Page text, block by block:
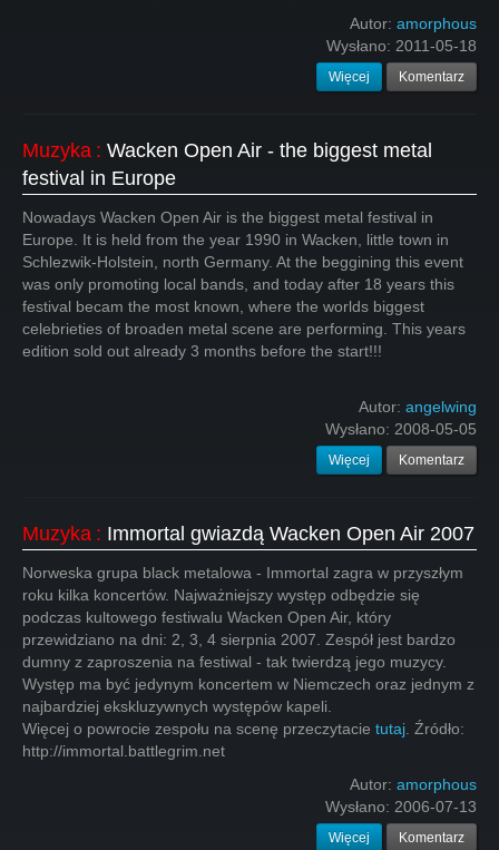
Autor: amorphous
Wysłano: 2011-05-18
Więcej Komentarz
Muzyka : Wacken Open Air - the biggest metal
festival in Europe
Nowadays Wacken Open Air is the biggest metal festival in
Europe. It is held from the year 1990 in Wacken, little town in
Schlezwik-Holstein, north Germany. At the beggining this event
was only promoting local bands, and today after 18 years this
festival becam the most known, where the worlds biggest
celebrieties of broaden metal scene are performing. This years
edition sold out already 3 months before the start!!!
Autor: angelwing
Wysłano: 2008-05-05
Więcej Komentarz
Muzyka : Immortal gwiazdą Wacken Open Air 2007
Norweska grupa black metalowa - Immortal zagra w przyszłym
roku kilka koncertów. Najważniejszy występ odbędzie się
podczas kultowego festiwalu Wacken Open Air, który
przewidziano na dni: 2, 3, 4 sierpnia 2007. Zespół jest bardzo
dumny z zaproszenia na festiwal - tak twierdzą jego muzycy.
Występ ma być jedynym koncertem w Niemczech oraz jednym z
najbardziej ekskluzywnych występów kapeli.
Więcej o powrocie zespołu na scenę przeczytacie tutaj . Źródło:
http://immortal.battlegrim.net
Autor: amorphous
Wysłano: 2006-07-13
Więcej Komentarz